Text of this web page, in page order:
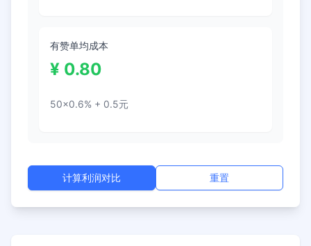
有赞单均成本
¥ 0.80
50×0.6% + 0.5元
计算利润对比 重置